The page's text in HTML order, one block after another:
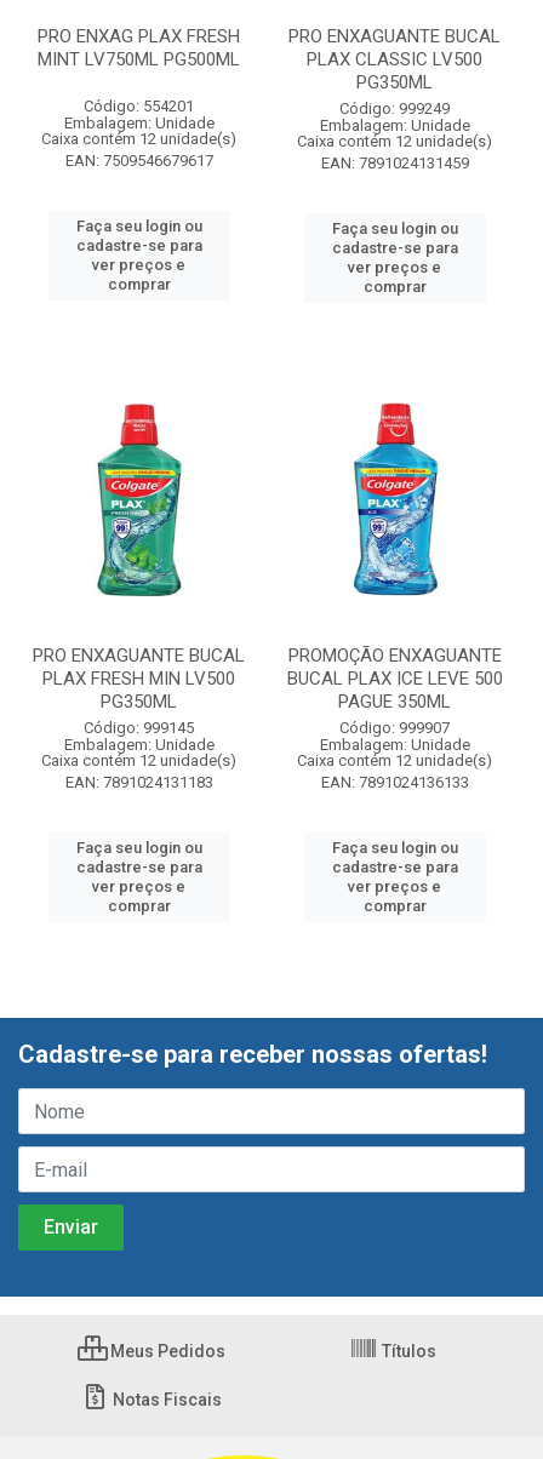
PRO ENXAG PLAX FRESH
MINT LV750ML PG500ML
Código: 554201
Embalagem: Unidade
Caixa contém 12 unidade(s)
EAN: 7509546679617
Faça seu login ou
cadastre-se para
ver preços e
comprar
PRO ENXAGUANTE BUCAL
PLAX CLASSIC LV500
PG350ML
Código: 999249
Embalagem: Unidade
Caixa contém 12 unidade(s)
EAN: 7891024131459
Faça seu login ou
cadastre-se para
ver preços e
comprar
PRO ENXAGUANTE BUCAL
PLAX FRESH MIN LV500
PG350ML
Código: 999145
Embalagem: Unidade
Caixa contém 12 unidade(s)
EAN: 7891024131183
Faça seu login ou
cadastre-se para
ver preços e
comprar
PROMOÇÃO ENXAGUANTE
BUCAL PLAX ICE LEVE 500
PAGUE 350ML
Código: 999907
Embalagem: Unidade
Caixa contém 12 unidade(s)
EAN: 7891024136133
Faça seu login ou
cadastre-se para
ver preços e
comprar
Cadastre-se para receber nossas ofertas!
Meus Pedidos Títulos
Notas Fiscais